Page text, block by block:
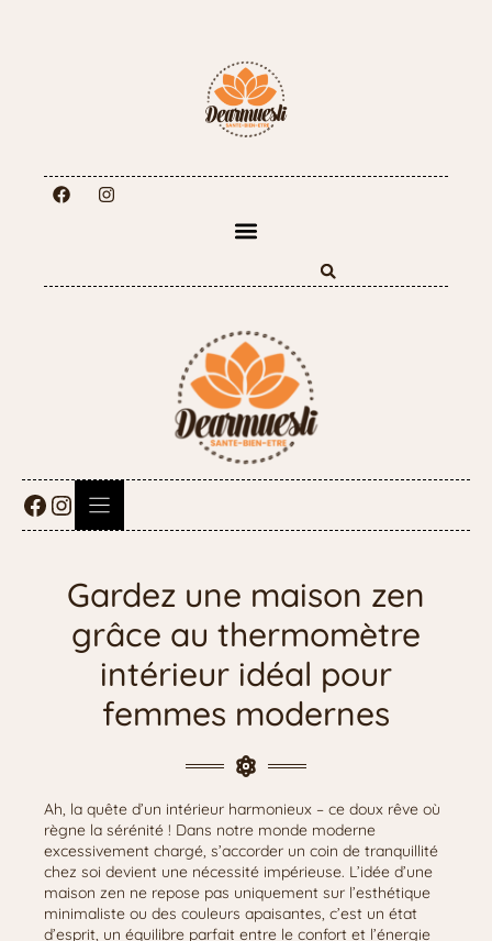
Gardez une maison zen
grâce au thermomètre
intérieur idéal pour
femmes modernes
Ah, la quête d’un intérieur harmonieux – ce doux rêve où
règne la sérénité ! Dans notre monde moderne
excessivement chargé, s’accorder un coin de tranquillité
chez soi devient une nécessité impérieuse. L’idée d’une
maison zen ne repose pas uniquement sur l’esthétique
minimaliste ou des couleurs apaisantes, c’est un état
d’esprit, un équilibre parfait entre le confort et l’énergie